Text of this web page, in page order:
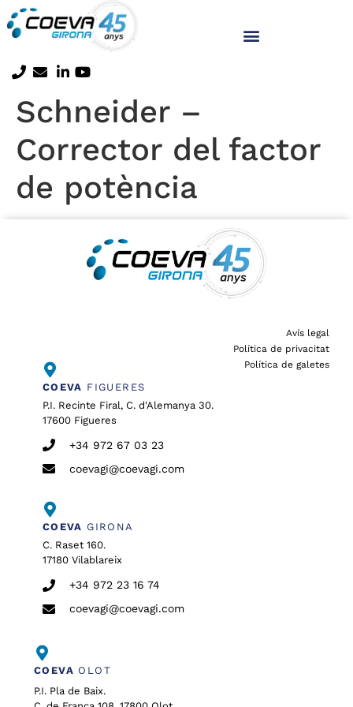
Schneider –
Corrector del factor
de potència
Avís legal
Política de privacitat
Política de galetes
COEVA FIGUERES
P.I. Recinte Firal, C. d'Alemanya 30.
17600 Figueres
+34 972 67 03 23
coevagi@coevagi.com
COEVA GIRONA
C. Raset 160.
17180 Vilablareix
+34 972 23 16 74
coevagi@coevagi.com
COEVA OLOT
P.I. Pla de Baix.